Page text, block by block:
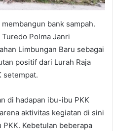
bank sampah.
Polma Janri
Limbungan Baru sebagai
positif dari Lurah Raja
setempat.
di hadapan ibu-ibu PKK
aktivitas kegiatan di sini
Kebetulan beberapa